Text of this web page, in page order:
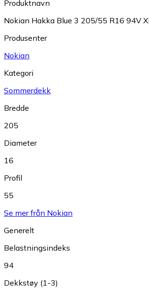
Produktnavn
Nokian Hakka Blue 3 205/55 R16 94V
Produsenter
Nokian
Kategori
Sommerdekk
Bredde
205
Diameter
16
Profil
55
Se mer från Nokian
Generelt
Belastningsindeks
94
Dekkstøy (1-3)